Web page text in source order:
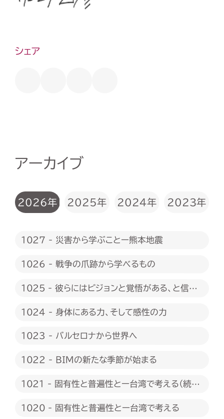
シェア
アーカイブ
2026年 2025年 2024年 2023年
1027 - 災害から学ぶことー熊本地震
1026 - 戦争の爪跡から学べるもの
1025 - 彼らにはビジョンと覚悟がある、と信じ
1024 - 身体にある力、そして感性の力
1023 - バルセロナから世界へ
1022 - BIMの新たな季節が始まる
1021 - 固有性と普遍性とー台湾で考える（続
1020 - 固有性と普遍性とー台湾で考える